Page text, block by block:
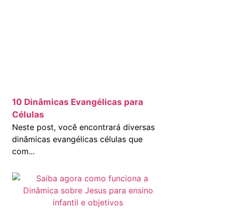
10 Dinâmicas Evangélicas para
Células
Neste post, você encontrará diversas
dinâmicas evangélicas células que
com...